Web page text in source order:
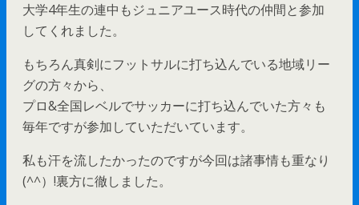
大学4年生の連中もジュニアユース時代の仲間と参加
してくれました。
もちろん真剣にフットサルに打ち込んでいる地域リー
グの方々から、
プロ&全国レベルでサッカーに打ち込んでいた方々も
毎年ですが参加していただいています。
私も汗を流したかったのですが今回は諸事情も重なり
(^^）!裏方に徹しました。